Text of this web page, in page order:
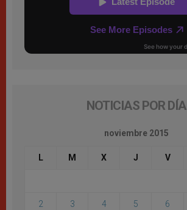
NOTICIAS POR DÍA
noviembre 2015
L M X J V
2 3 4 5 6